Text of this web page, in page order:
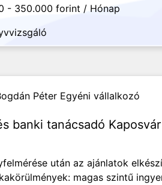
- 350.000 forint / Hónap
Péter Egyéni vállalkozó
banki tanácsadó
után az ajánlatok
magas szintű